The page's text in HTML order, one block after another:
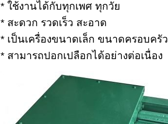
* ใช้งานได้กับทุกเพศ ทุกวัย
* สะดวก รวดเร็ว สะอาด
* เป็นเครื่องขนาดเล็ก ขนาดครอบครัว
* สามารถปอกเปลือกได้อย่างต่อเนื่อง